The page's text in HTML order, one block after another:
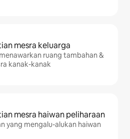
mesra keluarga
ruang tambahan &
kanak-kanak
mesra haiwan peliharaan
yang mengalu-alukan haiwan